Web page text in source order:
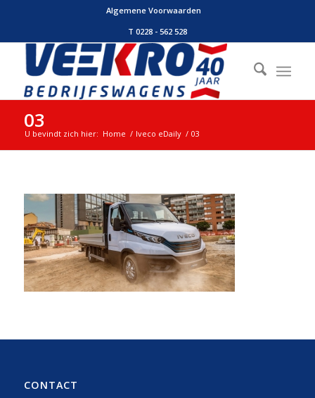
Algemene Voorwaarden
T 0228 - 562 528
03
U bevindt zich hier: Home / Iveco eDaily / 03
CONTACT